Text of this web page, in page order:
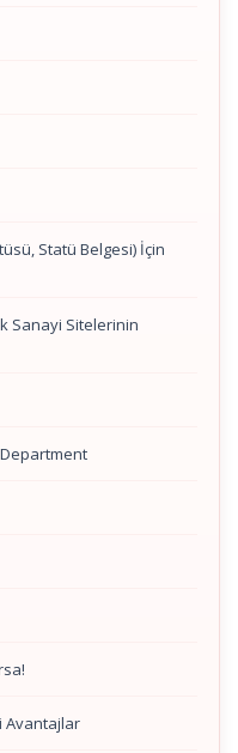
Statü Belgesi) İçin
Sanayi Sitelerinin
Avantajlar